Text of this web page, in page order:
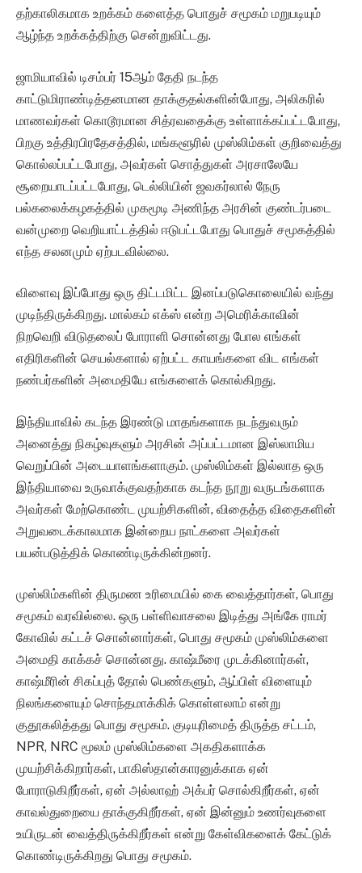
தற்காலிகமாக உறக்கம் களைத்த பொதுச் சமூகம் மறுபடியும்
ஆழ்ந்த உறக்கத்திற்கு சென்றுவிட்டது.
ஜாமியாவில் டிசம்பர் 15ஆம் தேதி நடந்த
காட்டுமிராண்டித்தனமான தாக்குதல்களின்போது, அலிகரில்
மாணவர்கள் கொடூரமான சித்ரவதைக்கு உள்ளாக்கப்பட்டபோது,
பிறகு உத்திரபிரதேசத்தில், மங்களூரில் முஸ்லிம்கள் குறிவைத்து
கொல்லப்பட்டபோது, அவர்கள் சொத்துகள் அரசாலேயே
சூறையாடப்பட்டபோது, டெல்லியின் ஜவகர்லால் நேரு
பல்கலைக்கழகத்தில் முகமூடி அணிந்த அரசின் குண்டர்படை
வன்முறை வெறியாட்டத்தில் ஈடுபட்டபோது பொதுச் சமூகத்தில்
எந்த சலனமும் ஏற்படவில்லை.
விளைவு இப்போது ஒரு திட்டமிட்ட இனப்படுகொலையில் வந்து
முடிந்திருக்கிறது. மால்கம் எக்ஸ் என்ற அமெரிக்காவின்
நிறவெறி விடுதலைப் போராளி சொன்னது போல எங்கள்
எதிரிகளின் செயல்களால் ஏற்பட்ட காயங்களை விட எங்கள்
நண்பர்களின் அமைதியே எங்களைக் கொல்கிறது.
இந்தியாவில் கடந்த இரண்டு மாதங்களாக நடந்துவரும்
அனைத்து நிகழ்வுகளும் அரசின் அப்பட்டமான இஸ்லாமிய
வெறுப்பின் அடையாளங்களாகும். முஸ்லிம்கள் இல்லாத ஒரு
இந்தியாவை உருவாக்குவதற்காக கடந்த நூறு வருடங்களாக
அவர்கள் மேற்கொண்ட முயற்சிகளின், விதைத்த விதைகளின்
அறுவடைக்காலமாக இன்றைய நாட்களை அவர்கள்
பயன்படுத்திக் கொண்டிருக்கின்றனர்.
முஸ்லிம்களின் திருமண உரிமையில் கை வைத்தார்கள், பொது
சமூகம் வரவில்லை. ஒரு பள்ளிவாசலை இடித்து அங்கே ராமர்
கோவில் கட்டச் சொன்னார்கள், பொது சமூகம் முஸ்லிம்களை
அமைதி காக்கச் சொன்னது. காஷ்மீரை முடக்கினார்கள்,
காஷ்மீரின் சிகப்புத் தோல் பெண்களும், ஆப்பிள் விளையும்
நிலங்களையும் சொந்தமாக்கிக் கொள்ளலாம் என்று
குதூகலித்தது பொது சமூகம். குடியுரிமைத் திருத்த சட்டம்,
NPR, NRC மூலம் முஸ்லிம்களை அகதிகளாக்க
முயற்சிக்கிறார்கள், பாகிஸ்தான்காரனுக்காக ஏன்
போராடுகிறீர்கள், ஏன் அல்லாஹ் அக்பர் சொல்கிறீர்கள், ஏன்
காவல்துறையை தாக்குகிறீர்கள், ஏன் இன்னும் உணர்வுகளை
உயிருடன் வைத்திருக்கிறீர்கள் என்று கேள்விகளைக் கேட்டுக்
கொண்டிருக்கிறது பொது சமூகம்.